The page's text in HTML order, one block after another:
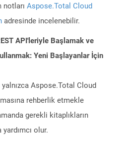
notları Aspose.Total Cloud
adresinde incelenebilir.
API'leriyle Başlamak ve
Yeni Başlayanlar İçin
yalnızca Aspose.Total Cloud
rehberlik etmekle
gerekli kitaplıkların
olur.